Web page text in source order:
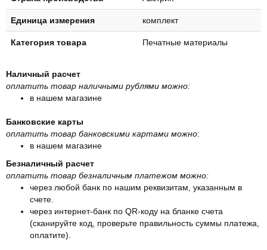
Единица измерения комплект
Категория товара Печатные материалы
Наличный расчет
оплатить товар наличными рублями можно:
в нашем магазине
Банковские карты
оплатить товар банковскими картами можно:
в нашем магазине
Безналичный расчет
оплатить товар безналичным платежом можно:
через любой банк по нашим реквизитам, указанным в
счете.
через интернет-банк по QR-коду на бланке счета
(сканируйте код, проверьте правильность суммы платежа,
оплатите).